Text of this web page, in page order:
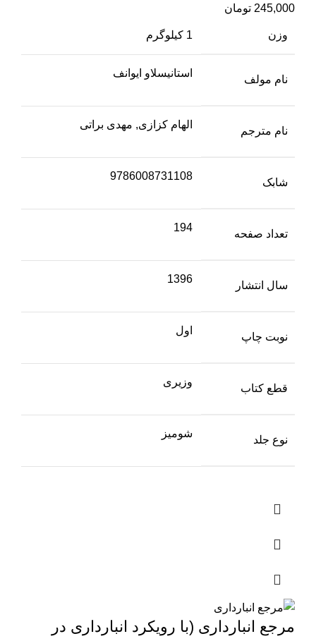
245,000 تومان
وزن 1 کیلوگرم
نام مولف
استانیسلاو ایوانف
نام مترجم
الهام کزازی, مهدی براتی
شابک
9786008731108
تعداد صفحه
194
سال انتشار
1396
نوبت چاپ
اول
قطع کتاب
وزیری
نوع جلد
شومیز
مرجع انبارداری (با رویکرد انبارداری در